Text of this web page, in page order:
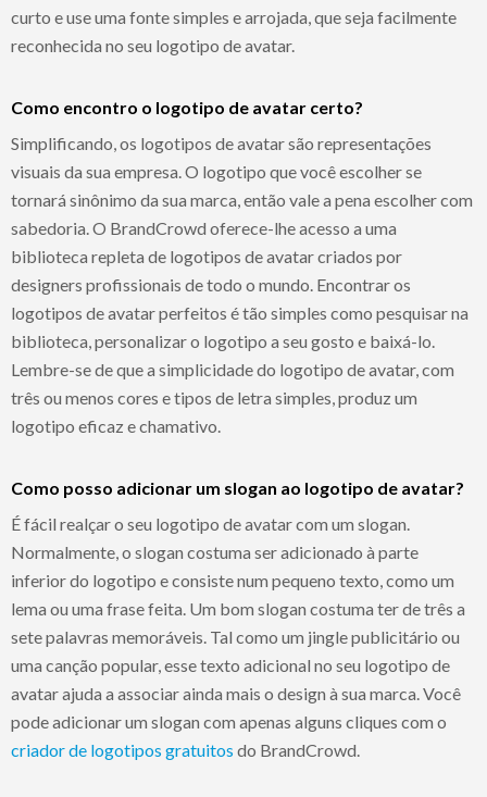
curto e use uma fonte simples e arrojada, que seja facilmente
reconhecida no seu logotipo de avatar.
Como encontro o logotipo de avatar certo?
Simplificando, os logotipos de avatar são representações
visuais da sua empresa. O logotipo que você escolher se
tornará sinônimo da sua marca, então vale a pena escolher com
sabedoria. O BrandCrowd oferece-lhe acesso a uma
biblioteca repleta de logotipos de avatar criados por
designers profissionais de todo o mundo. Encontrar os
logotipos de avatar perfeitos é tão simples como pesquisar na
biblioteca, personalizar o logotipo a seu gosto e baixá-lo.
Lembre-se de que a simplicidade do logotipo de avatar, com
três ou menos cores e tipos de letra simples, produz um
logotipo eficaz e chamativo.
Como posso adicionar um slogan ao logotipo de avatar?
É fácil realçar o seu logotipo de avatar com um slogan.
Normalmente, o slogan costuma ser adicionado à parte
inferior do logotipo e consiste num pequeno texto, como um
lema ou uma frase feita. Um bom slogan costuma ter de três a
sete palavras memoráveis. Tal como um jingle publicitário ou
uma canção popular, esse texto adicional no seu logotipo de
avatar ajuda a associar ainda mais o design à sua marca. Você
pode adicionar um slogan com apenas alguns cliques com o
criador de logotipos gratuitos do BrandCrowd.